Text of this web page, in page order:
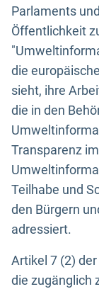
Parlaments
Öffentlichkeit
die
sieht, ihre
die in den
Transparenz
Teilhabe und
den Bürgern
adressiert.
Artikel 7 (2)
die zugänglich